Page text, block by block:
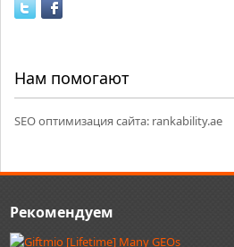
Нам помогают
SEO оптимизация сайта: rankability.ae
Рекомендуем